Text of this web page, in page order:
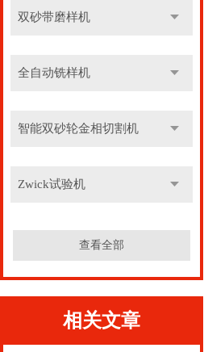
双砂带磨样机
全自动铣样机
智能双砂轮金相切割机
Zwick试验机
查看全部
相关文章